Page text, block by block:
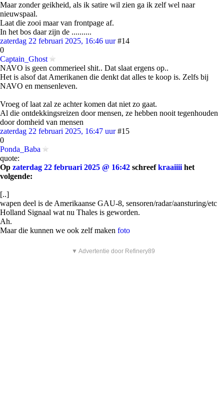
Maar zonder geikheid, als ik satire wil zien ga ik zelf wel naar
nieuwspaal.
Laat die zooi maar van frontpage af.
In het bos daar zijn de ..........
zaterdag 22 februari 2025, 16:46 uur #14
0
Captain_Ghost
NAVO is geen commerieel shit.. Dat slaat ergens op..
Het is alsof dat Amerikanen die denkt dat alles te koop is. Zelfs bij
NAVO en mensenleven.
Vroeg of laat zal ze achter komen dat niet zo gaat.
Al die ontdekkingsreizen door mensen, ze hebben nooit tegenhouden
door domheid van mensen
zaterdag 22 februari 2025, 16:47 uur #15
0
Ponda_Baba
quote:
Op zaterdag 22 februari 2025 @ 16:42 schreefkraaiiii het
volgende:
[..]
wapen deel is de Amerikaanse GAU-8, sensoren/radar/aansturing/etc
Holland Signaal wat nu Thales is geworden.
Ah.
Maar die kunnen we ook zelf maken foto
▼ Advertentie door Refinery89